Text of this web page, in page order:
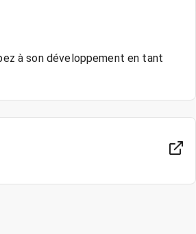
à son développement en tant